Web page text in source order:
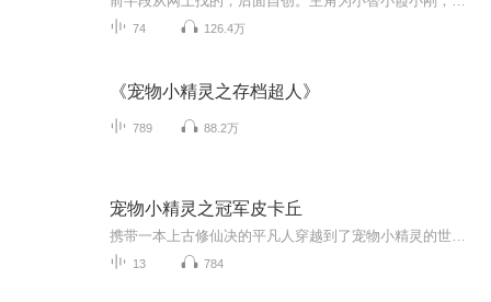
74 126.4万
《宠物小精灵之存档超人》
789 88.2万
宠物小精灵之冠军皮卡丘
13 784